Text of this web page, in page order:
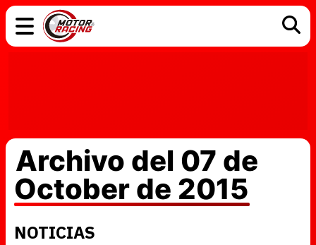
Archivo del 07 de
October de 2015
NOTICIAS